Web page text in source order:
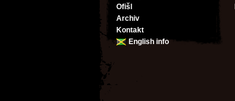
Ofišl
Archiv
Kontakt
English info